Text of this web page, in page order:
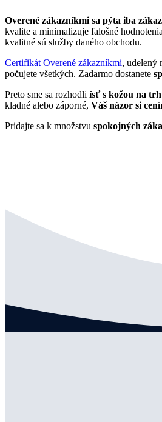
Overené zákazníkmi sa pýta iba
kvalite a minimalizuje falošné
kvalitné sú služby daného obchodu.
Certifikát Overené zákazníkmi, udelený
počujete všetkých. Zadarmo dostanete
Preto sme sa rozhodli ísť s kožou na trh
kladné alebo záporné, Váš názor si
Pridajte sa k množstvu spokojných